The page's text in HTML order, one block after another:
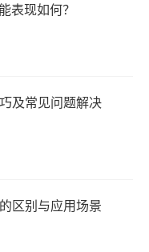
表现如何？
及常见问题解决
区别与应用场景